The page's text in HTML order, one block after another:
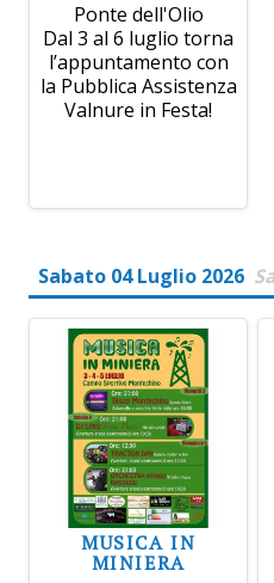
Ponte dell'Olio
Dal 3 al 6 luglio torna
l’appuntamento con
la Pubblica Assistenza
Valnure in Festa!
Sabato 04 Luglio 2026
MUSICA IN
MINIERA